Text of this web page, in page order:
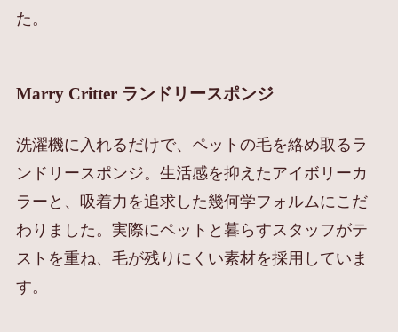
た。
Marry Critter ランドリースポンジ
洗濯機に入れるだけで、ペットの毛を絡め取るラ
ンドリースポンジ。生活感を抑えたアイボリーカ
ラーと、吸着力を追求した幾何学フォルムにこだ
わりました。実際にペットと暮らすスタッフがテ
ストを重ね、毛が残りにくい素材を採用していま
す。